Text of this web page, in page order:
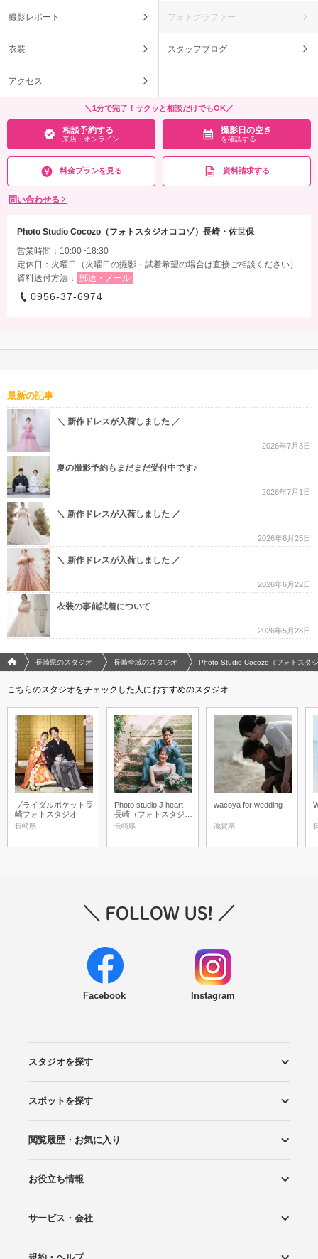
撮影レポート フォトグラファー
衣装 スタッフブログ
アクセス
＼1分で完了！サクッと相談だけでもOK／
相談予約する
来店・オンライン
撮影日の空き
を確認する
料金プランを見る 資料請求する
問い合わせる
Photo Studio Cocozo（フォトスタジオココゾ）長崎・佐世保
営業時間：10:00~18:30
定休日：火曜日（火曜日の撮影・試着希望の場合は直接ご相談ください）
資料送付方法：
郵送・メール
0956-37-6974
最新の記事
＼ 新作ドレスが入荷しました ／
2026年7月3日
夏の撮影予約もまだまだ受付中です♪
2026年7月1日
＼ 新作ドレスが入荷しました ／
2026年6月25日
＼ 新作ドレスが入荷しました ／
2026年6月22日
衣装の事前試着について
2026年5月28日
フォトウエディング/結婚写真のPhotorait ホーム
長崎県のスタジオ 長崎全域のスタジオ Photo Studio Cocozo（フォトスタ
こちらのスタジオをチェックした人におすすめのスタジオ
ブライダルポケット長
崎フォトスタジオ
長崎県
Photo studio J heart
長崎（フォトスタジオ
ジェイハートナガサ
長崎県
wacoya for wedding
滋賀県
Facebook Instagram
スタジオを探す
エリアから探す
こだわりから探す
NEW PHOTO STYLE
プランから探す
フォトタイプ診断
フォトグラファーから探す
国内リゾートから探す
スポットを探す
ロケーションから探す
スタジオから探す
閲覧履歴・お気に入り
閲覧スタジオ
お気に入り
お役立ち情報
Wedding Photo マガジン
はじめてガイド
サービス・会社